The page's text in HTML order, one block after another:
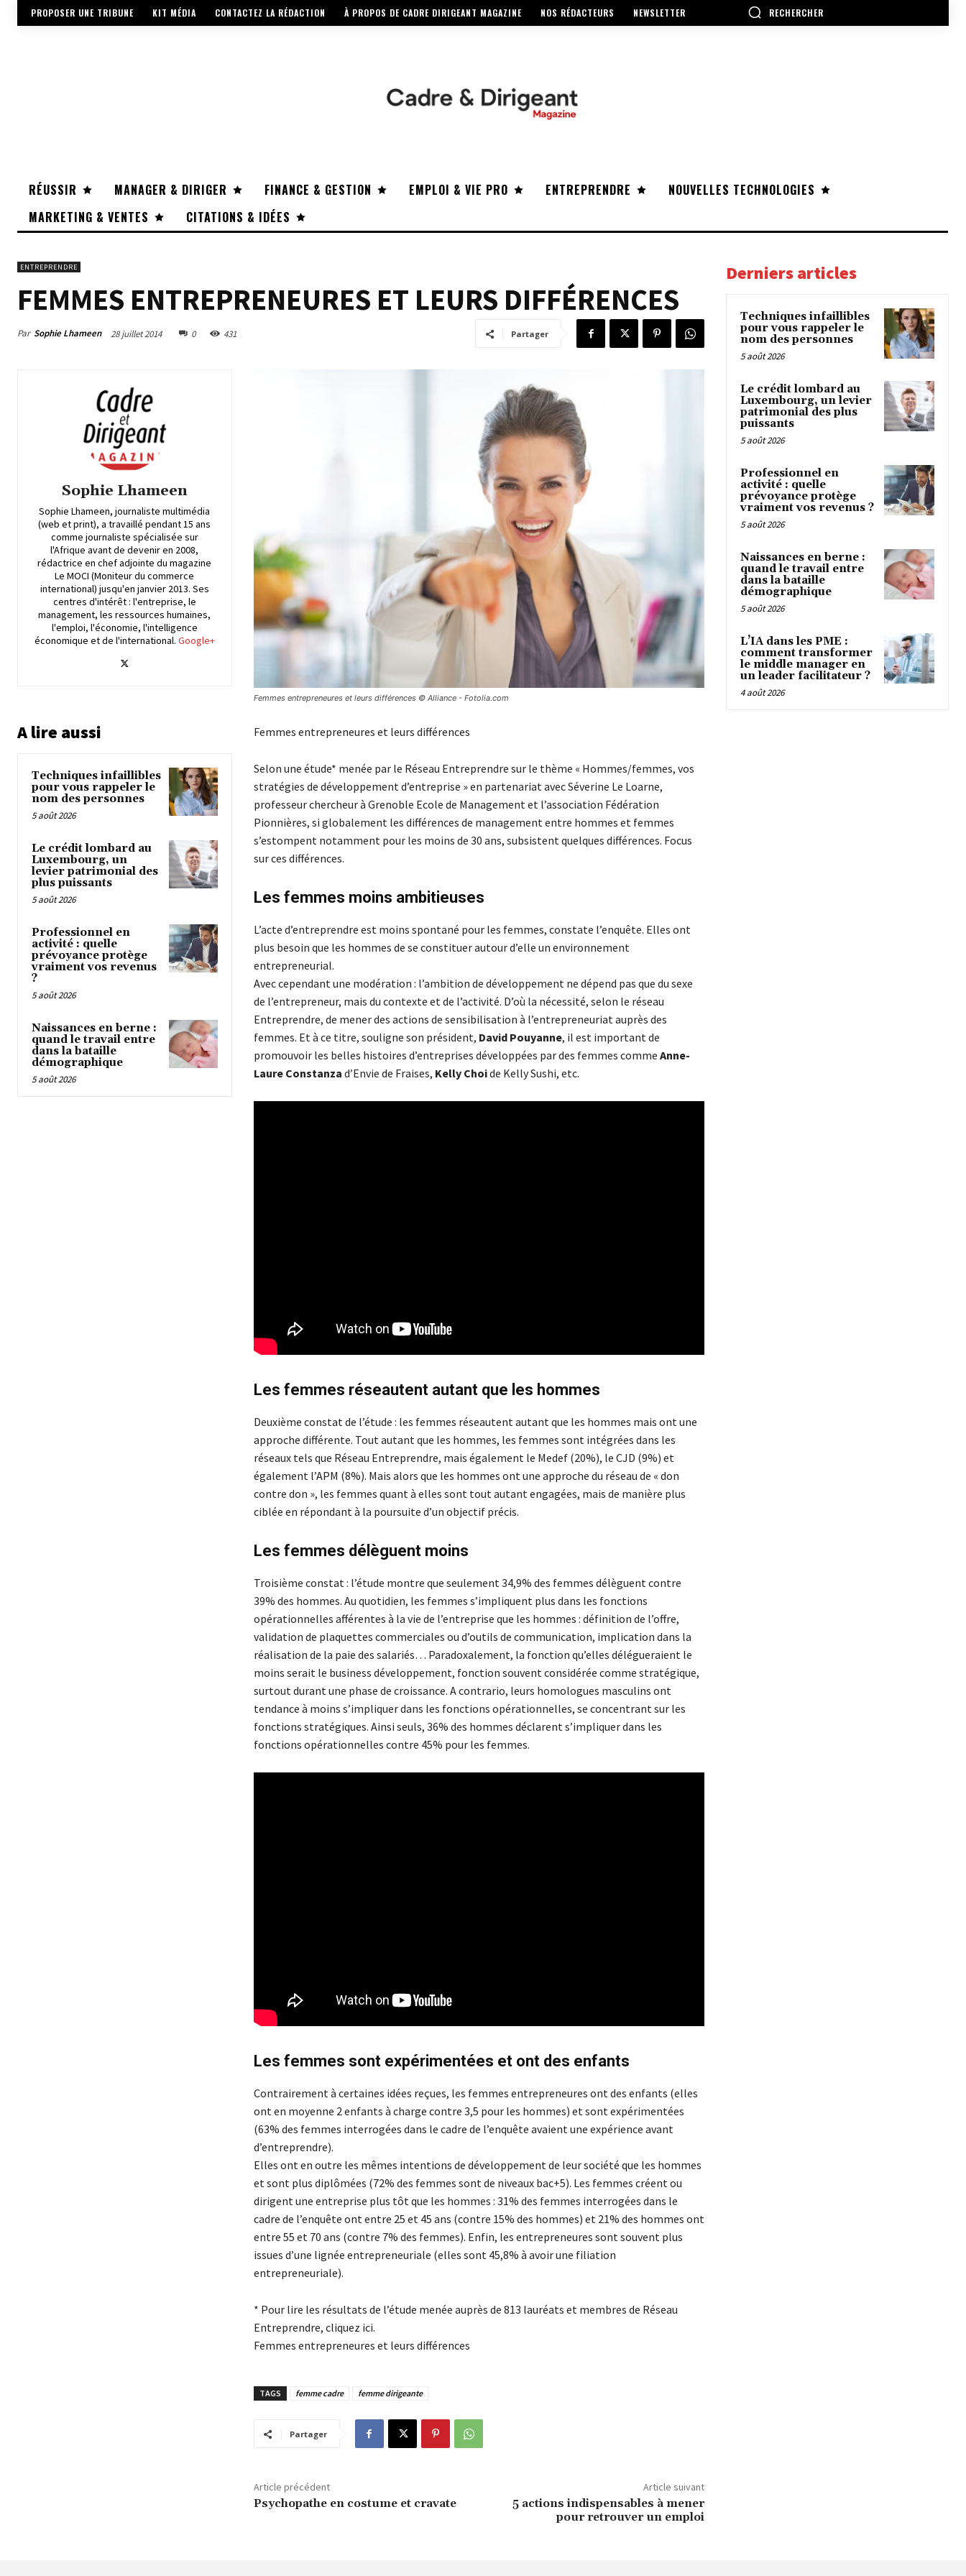
PROPOSER UNE TRIBUNE KIT MÉDIA CONTACTEZ LA RÉDACTION À PROPOS DE CADRE DIRIGEANT MAGAZINE NOS RÉDACTEURS NEWSLETTER RECHERCHER
RÉUSSIR MANAGER & DIRIGER FINANCE & GESTION EMPLOI & VIE PRO ENTREPRENDRE
NOUVELLES TECHNOLOGIES
MARKETING & VENTES
CITATIONS & IDÉES
ENTREPRENDRE
FEMMES ENTREPRENEURES ET LEURS DIFFÉRENCES
Par Sophie Lhameen 28 juillet 2014 0 431 Partager
Sophie Lhameen
Sophie Lhameen, journaliste multimédia
(web et print), a travaillé pendant 15 ans
comme journaliste spécialisée sur
l'Afrique avant de devenir en 2008,
rédactrice en chef adjointe du magazine
Le MOCI (Moniteur du commerce
international) jusqu'en janvier 2013. Ses
centres d'intérêt : l'entreprise, le
management, les ressources humaines,
l'emploi, l'économie, l'intelligence
économique et de l'international. Google+
A lire aussi
Techniques infaillibles
pour vous rappeler le
nom des personnes
5 août 2026
Le crédit lombard au
Luxembourg, un
levier patrimonial des
plus puissants
5 août 2026
Professionnel en
activité : quelle
prévoyance protège
vraiment vos revenus
?
5 août 2026
Naissances en berne :
quand le travail entre
dans la bataille
démographique
5 août 2026
Femmes entrepreneures et leurs différences © Alliance - Fotolia.com
Femmes entrepreneures et leurs différences
Selon une étude* menée par le Réseau Entreprendre sur le thème « Hommes/femmes, vos
stratégies de développement d’entreprise » en partenariat avec Séverine Le Loarne,
professeur chercheur à Grenoble Ecole de Management et l’association Fédération
Pionnières, si globalement les différences de management entre hommes et femmes
s’estompent notamment pour les moins de 30 ans, subsistent quelques différences. Focus
sur ces différences.
Les femmes moins ambitieuses
L’acte d’entreprendre est moins spontané pour les femmes, constate l’enquête. Elles ont
plus besoin que les hommes de se constituer autour d’elle un environnement
entrepreneurial.
Avec cependant une modération : l’ambition de développement ne dépend pas que du sexe
de l’entrepreneur, mais du contexte et de l’activité. D’où la nécessité, selon le réseau
Entreprendre, de mener des actions de sensibilisation à l’entrepreneuriat auprès des
femmes. Et à ce titre, souligne son président, David Pouyanne, il est important de
promouvoir les belles histoires d’entreprises développées par des femmes comme Anne-
Laure Constanza d’Envie de Fraises, Kelly Choide Kelly Sushi, etc.
Les femmes réseautent autant que les hommes
Deuxième constat de l’étude : les femmes réseautent autant que les hommes mais ont une
approche différente. Tout autant que les hommes, les femmes sont intégrées dans les
réseaux tels que Réseau Entreprendre, mais également le Medef (20%), le CJD (9%) et
également l’APM (8%). Mais alors que les hommes ont une approche du réseau de « don
contre don », les femmes quant à elles sont tout autant engagées, mais de manière plus
ciblée en répondant à la poursuite d’un objectif précis.
Les femmes délèguent moins
Troisième constat : l’étude montre que seulement 34,9% des femmes délèguent contre
39% des hommes. Au quotidien, les femmes s’impliquent plus dans les fonctions
opérationnelles afférentes à la vie de l’entreprise que les hommes : définition de l’offre,
validation de plaquettes commerciales ou d’outils de communication, implication dans la
réalisation de la paie des salariés… Paradoxalement, la fonction qu’elles délégueraient le
moins serait le business développement, fonction souvent considérée comme stratégique,
surtout durant une phase de croissance. A contrario, leurs homologues masculins ont
tendance à moins s’impliquer dans les fonctions opérationnelles, se concentrant sur les
fonctions stratégiques. Ainsi seuls, 36% des hommes déclarent s’impliquer dans les
fonctions opérationnelles contre 45% pour les femmes.
Les femmes sont expérimentées et ont des enfants
Contrairement à certaines idées reçues, les femmes entrepreneures ont des enfants (elles
ont en moyenne 2 enfants à charge contre 3,5 pour les hommes) et sont expérimentées
(63% des femmes interrogées dans le cadre de l’enquête avaient une expérience avant
d’entreprendre).
Elles ont en outre les mêmes intentions de développement de leur société que les hommes
et sont plus diplômées (72% des femmes sont de niveaux bac+5). Les femmes créent ou
dirigent une entreprise plus tôt que les hommes : 31% des femmes interrogées dans le
cadre de l’enquête ont entre 25 et 45 ans (contre 15% des hommes) et 21% des hommes ont
entre 55 et 70 ans (contre 7% des femmes). Enfin, les entrepreneures sont souvent plus
issues d’une lignée entrepreneuriale (elles sont 45,8% à avoir une filiation
entrepreneuriale).
* Pour lire les résultats de l’étude menée auprès de 813 lauréats et membres de Réseau
Entreprendre, cliquez ici.
Femmes entrepreneures et leurs différences
TAGS femme cadre femme dirigeante
Partager
Article précédent
Psychopathe en costume et cravate
Article suivant
5 actions indispensables à mener
pour retrouver un emploi
Derniers articles
Techniques infaillibles
pour vous rappeler le
nom des personnes
5 août 2026
Le crédit lombard au
Luxembourg, un levier
patrimonial des plus
puissants
5 août 2026
Professionnel en
activité : quelle
prévoyance protège
vraiment vos revenus ?
5 août 2026
Naissances en berne :
quand le travail entre
dans la bataille
démographique
5 août 2026
L’IA dans les PME :
comment transformer
le middle manager en
un leader facilitateur ?
4 août 2026